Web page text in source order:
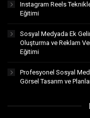
Instagram Reels
Eğitimi
Sosyal Medyada Ek
Oluşturma ve Reklam
Eğitimi
Profesyonel Sosyal
Görsel Tasarım ve